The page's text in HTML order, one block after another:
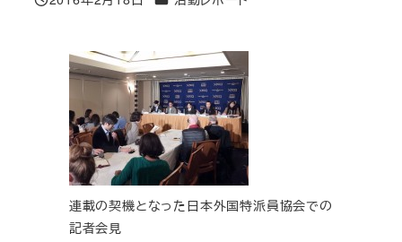
投稿日
連載の契機となった日本外国特派員協会での
記者会見